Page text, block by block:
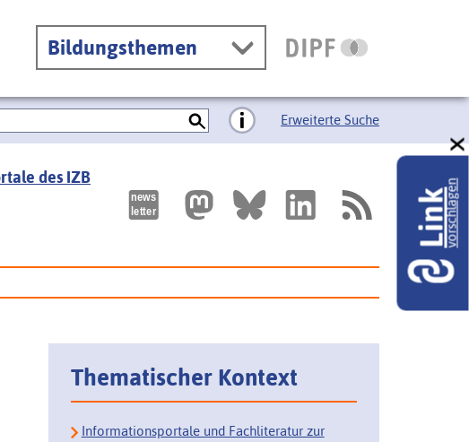
Bildungsthemen
Erweiterte Suche
des IZB
Thematischer Kontext
Informationsportale und Fachliteratur zur
Linkvorschlagen